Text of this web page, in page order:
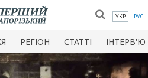
УКР РУС
РЕГІОН СТАТТІ ІНТЕРВ'Ю